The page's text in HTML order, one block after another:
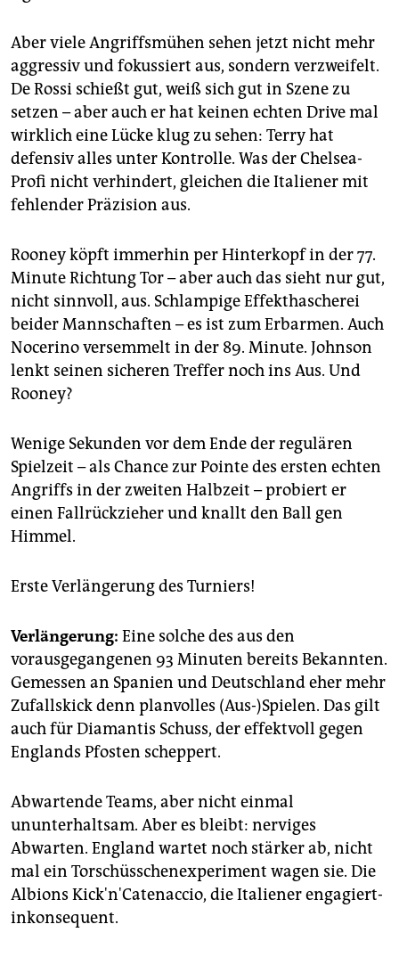
Aber viele Angriffsmühen sehen jetzt nicht mehr
aggressiv und fokussiert aus, sondern verzweifelt.
De Rossi schießt gut, weiß sich gut in Szene zu
setzen – aber auch er hat keinen echten Drive mal
wirklich eine Lücke klug zu sehen: Terry hat
defensiv alles unter Kontrolle. Was der Chelsea-
Profi nicht verhindert, gleichen die Italiener mit
fehlender Präzision aus.
Rooney köpft immerhin per Hinterkopf in der 77.
Minute Richtung Tor – aber auch das sieht nur gut,
nicht sinnvoll, aus. Schlampige Effekthascherei
beider Mannschaften – es ist zum Erbarmen. Auch
Nocerino versemmelt in der 89. Minute. Johnson
lenkt seinen sicheren Treffer noch ins Aus. Und
Rooney?
Wenige Sekunden vor dem Ende der regulären
Spielzeit – als Chance zur Pointe des ersten echten
Angriffs in der zweiten Halbzeit – probiert er
einen Fallrückzieher und knallt den Ball gen
Himmel.
Erste Verlängerung des Turniers!
Verlängerung: Eine solche des aus den
vorausgegangenen 93 Minuten bereits Bekannten.
Gemessen an Spanien und Deutschland eher mehr
Zufallskick denn planvolles (Aus-)Spielen. Das gilt
auch für Diamantis Schuss, der effektvoll gegen
Englands Pfosten scheppert.
Abwartende Teams, aber nicht einmal
ununterhaltsam. Aber es bleibt: nerviges
Abwarten. England wartet noch stärker ab, nicht
mal ein Torschüsschenexperiment wagen sie. Die
Albions Kick'n'Catenaccio, die Italiener engagiert-
inkonsequent.